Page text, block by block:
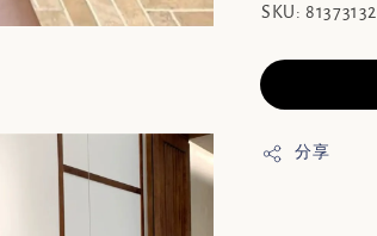
SKU: 81373132
分享